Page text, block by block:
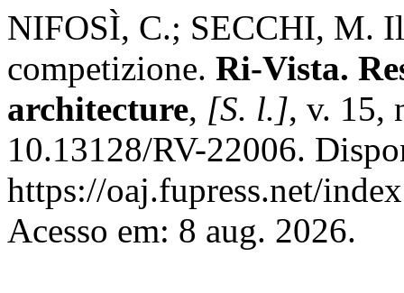
NIFOSÌ, C.; SECCHI, M.
competizione. Ri-Vista.
architecture, [S. l.], v. 15,
10.13128/RV-22006.
https://oaj.fupress.net/
Acesso em: 8 aug. 2026.